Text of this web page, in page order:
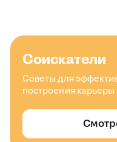
Соискатели
Советы для
построения карьеры